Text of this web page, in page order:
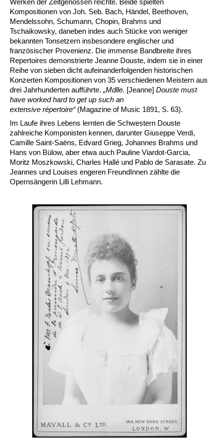
Werken der Zeitgenossen reichte. Beide spielten
Kompositionen von Joh. Seb. Bach, Händel, Beethoven,
Mendelssohn, Schumann, Chopin, Brahms und
Tschaikowsky, daneben indes auch Stücke von weniger
bekannten Tonsetzern insbesondere englischer und
französischer Provenienz. Die immense Bandbreite ihres
Repertoires demonstrierte Jeanne Douste, indem sie in einer
Reihe von sieben dicht aufeinanderfolgenden historischen
Konzerten Kompositionen von 35 verschiedenen Meistern aus
drei Jahrhunderten aufführte. „Mdlle. [Jeanne] Douste must
have worked hard to get up such an
extensive répertoire“ (Magazine of Music 1891, S. 63).
Im Laufe ihres Lebens lernten die Schwestern Douste
zahlreiche Komponisten kennen, darunter Giuseppe Verdi,
Camille Saint-Saëns, Edvard Grieg, Johannes Brahms und
Hans von Bülow, aber etwa auch Pauline Viardot-Garcia,
Moritz Moszkowski, Charles Hallé und Pablo de Sarasate. Zu
Jeannes und Louises engeren FreundInnen zählte die
Opernsängerin Lilli Lehmann.